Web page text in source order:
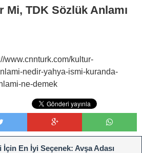
Mi, TDK Sözlük Anlamı
www.cnnturk.com/kultur-
nedir-yahya-ismi-kuranda-
ne-demek
En İyi Seçenek: Avşa Adası